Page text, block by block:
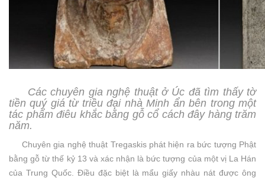
Các chuyên gia nghệ thuật ở Úc đã tìm thấy tờ
tiền quý giá từ triều đại nhà Minh ẩn bên trong một
tác phẩm điêu khắc bằng gỗ cổ cách đây hàng trăm
năm.
Chuyên gia nghệ thuật Tregaskis phát hiện ra bức tượng Phật
bằng gỗ từ thế kỷ 13 và xác nhận là bức tượng của một vị La Hán
của Trung Quốc. Điều đặc biệt là mẩu giấy nhàu nát được ông